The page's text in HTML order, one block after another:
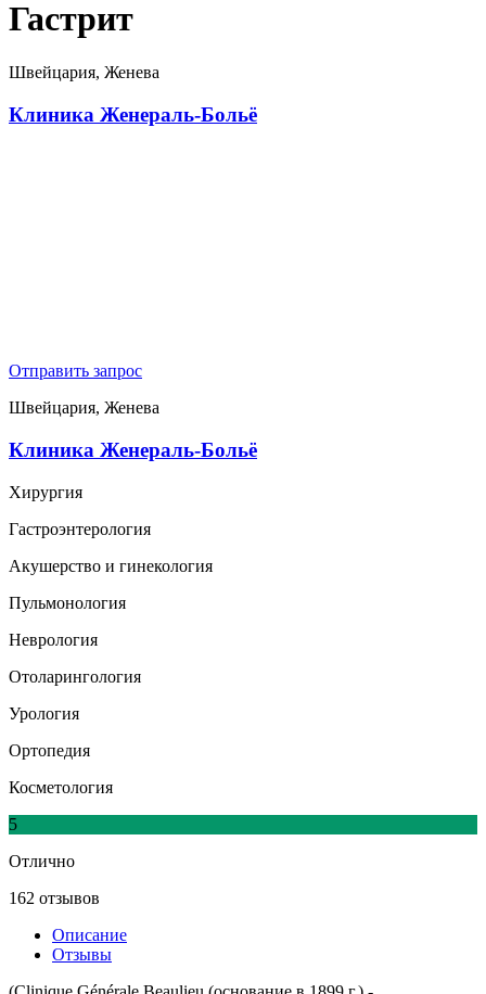
Гастрит
Швейцария, Женева
Клиника Женераль-Больё
Отправить запрос
Швейцария, Женева
Клиника Женераль-Больё
Хирургия
Гастроэнтерология
Акушерство и гинекология
Пульмонология
Неврология
Отоларингология
Урология
Ортопедия
Косметология
5
Отлично
162 отзывов
Описание
Отзывы